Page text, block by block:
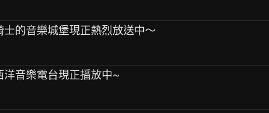
士的音樂城堡現正熱烈放送中～
洋音樂電台現正播放中~